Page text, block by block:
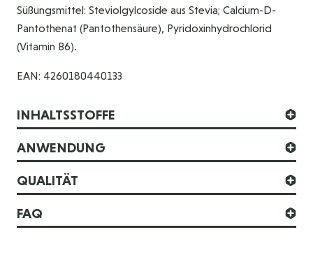
Süßungsmittel: Steviolgylcoside aus Stevia; Calcium-D-
Pantothenat (Pantothensäure), Pyridoxinhydrochlorid
(Vitamin B6).
EAN: 4260180440133
INHALTSSTOFFE
ANWENDUNG
QUALITÄT
FAQ